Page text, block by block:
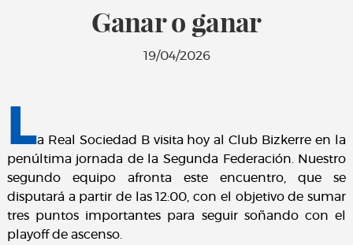
Ganar o ganar
19/04/2026
La Real Sociedad B visita hoy al Club Bizkerre en la
penúltima jornada de la Segunda Federación. Nuestro
segundo equipo afronta este encuentro, que se
disputará a partir de las 12:00, con el objetivo de sumar
tres puntos importantes para seguir soñando con el
playoff de ascenso.